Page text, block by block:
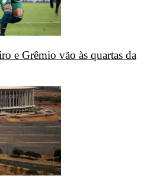
e Grêmio vão às quartas da